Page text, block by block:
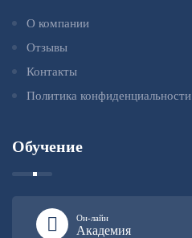
О компании
Отзывы
Контакты
Политика конфиденциальности
Обучение
Он-лайн
Академия